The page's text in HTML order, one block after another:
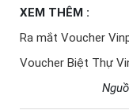
XEM THÊM :
Ra mắt Voucher
Voucher Biệt Thự